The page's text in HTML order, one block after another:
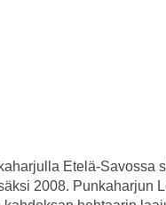
Etelä-Savossa
2008. Punkaharjun